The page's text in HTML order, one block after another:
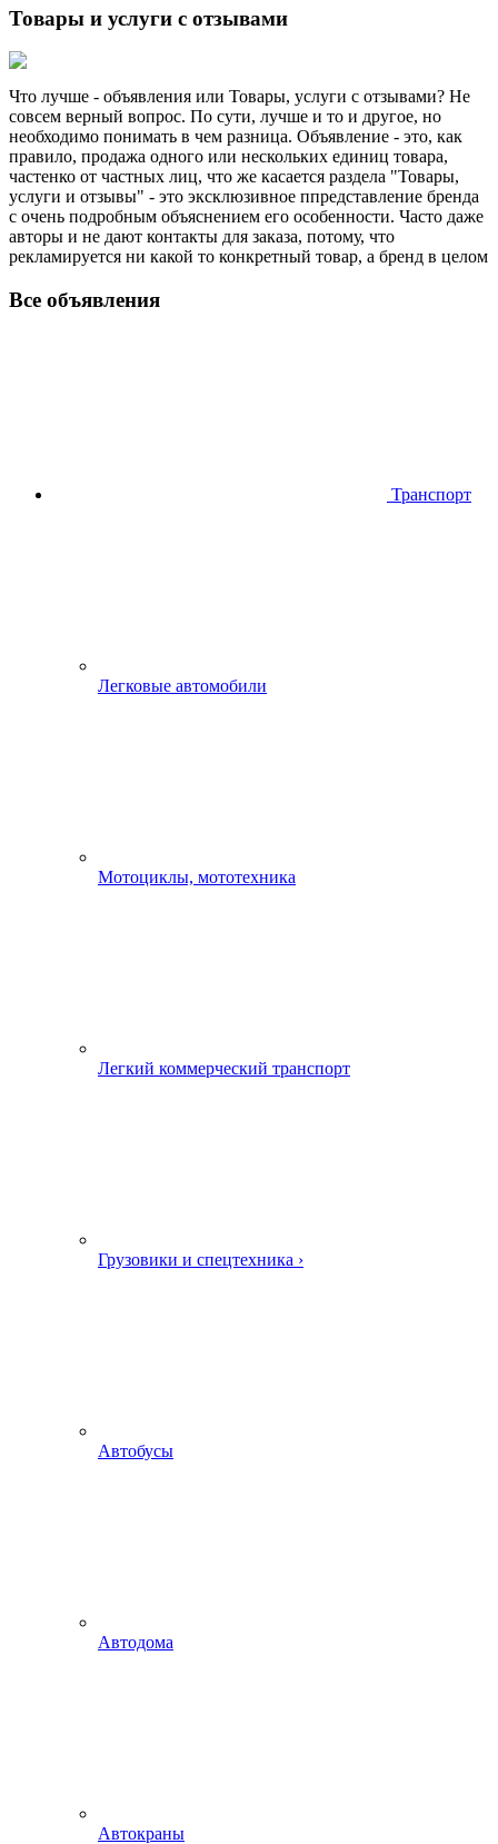
Товары и услуги с отзывами
Что лучше - объявления или Товары, услуги с отзывами? Не
совсем верный вопрос. По сути, лучше и то и другое, но
необходимо понимать в чем разница. Объявление - это, как
правило, продажа одного или нескольких единиц товара,
частенко от частных лиц, что же касается раздела "Товары,
услуги и отзывы" - это эксклюзивное ппредставление бренда
с очень подробным объяснением его особенности. Часто даже
авторы и не дают контакты для заказа, потому, что
рекламируется ни какой то конкретный товар, а бренд в целом
Все объявления
Транспорт
Легковые автомобили
Мотоциклы, мототехника
Легкий коммерческий транспорт
Грузовики и спецтехника ›
Автобусы
Автодома
Автокраны